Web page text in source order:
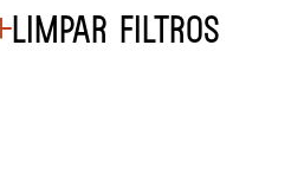
Limpar filtros